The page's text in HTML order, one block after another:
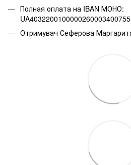
Полная оплата на IBAN МОНО:
Отримувач Сеферова